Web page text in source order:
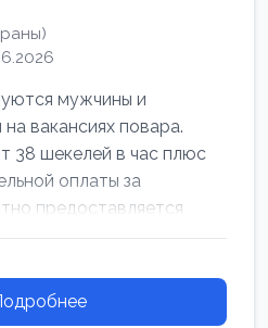
мужчины и
вакансиях повара.
38 шекелей в час плюс
оплаты за
предоставляется